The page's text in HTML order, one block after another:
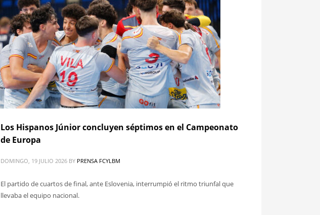
Los Hispanos Júnior concluyen séptimos en el Campeonato
de Europa
DOMINGO, 19 JULIO 2026 BY PRENSA FCYLBM
El partido de cuartos de final, ante Eslovenia, interrumpió el ritmo triunfal que
llevaba el equipo nacional.